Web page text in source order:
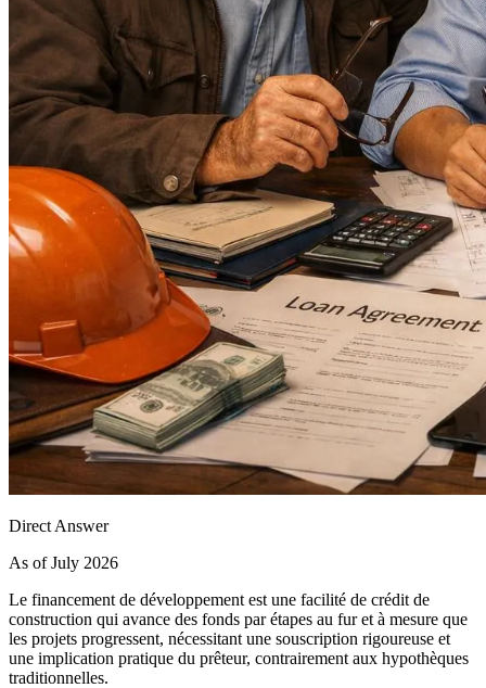
Direct Answer
As of July 2026
Le financement de développement est une facilité de crédit de
construction qui avance des fonds par étapes au fur et à mesure que
les projets progressent, nécessitant une souscription rigoureuse et
une implication pratique du prêteur, contrairement aux hypothèques
traditionnelles.